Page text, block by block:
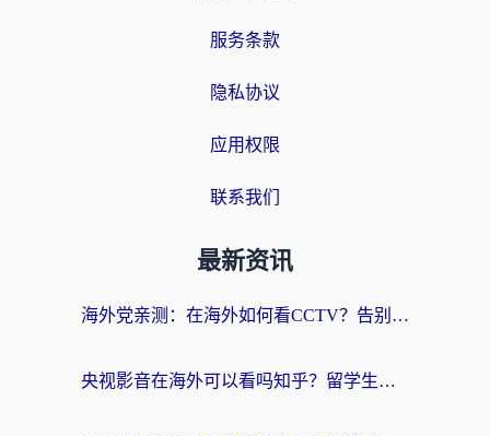
服务条款
隐私协议
应用权限
联系我们
最新资讯
海外党亲测：在海外如何看CCTV？告别“仅限大陆播放”的实用指南
央视影音在海外可以看吗知乎？留学生亲测：3步解决地域限制+追剧自由